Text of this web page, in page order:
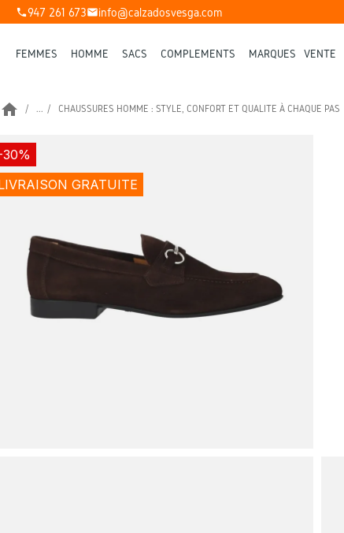
phone947 261 673mailinfo@calzadosvesga.com
FEMMES HOMME SACS COMPLÉMENTS MARQUES VENTE
home ... CHAUSSURES HOMME : STYLE, CONFORT ET QUALITÉ À CHAQUE PAS
GRATUITE